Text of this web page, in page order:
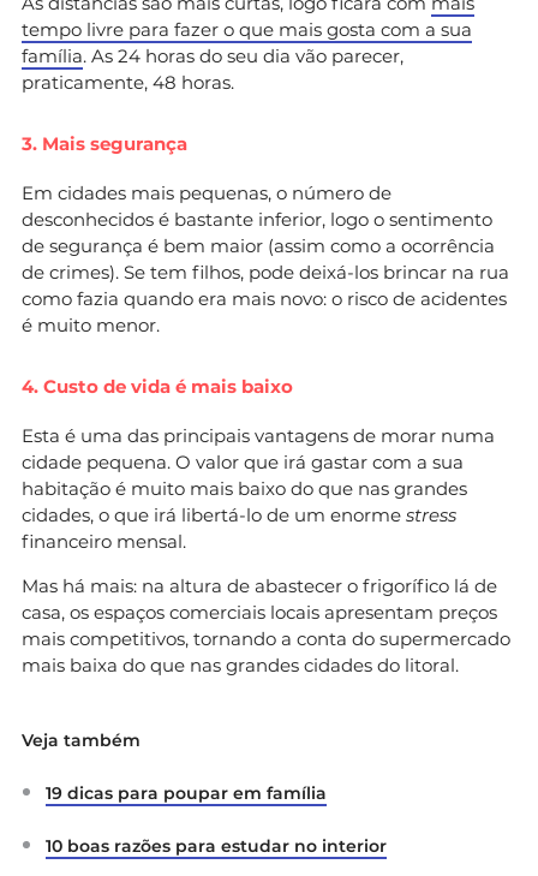
tempo livre para fazer o que mais gosta com a sua
família. As 24 horas do seu dia vão parecer,
praticamente, 48 horas.
3. Mais segurança
Em cidades mais pequenas, o número de
desconhecidos é bastante inferior, logo o sentimento
de segurança é bem maior (assim como a ocorrência
de crimes). Se tem filhos, pode deixá-los brincar na rua
como fazia quando era mais novo: o risco de acidentes
é muito menor.
4. Custo de vida é mais baixo
Esta é uma das principais vantagens de morar numa
cidade pequena. O valor que irá gastar com a sua
habitação é muito mais baixo do que nas grandes
cidades, o que irá libertá-lo de um enorme stress
financeiro mensal.
Mas há mais: na altura de abastecer o frigorífico lá de
casa, os espaços comerciais locais apresentam preços
mais competitivos, tornando a conta do supermercado
mais baixa do que nas grandes cidades do litoral.
Veja também
19 dicas para poupar em família
10 boas razões para estudar no interior